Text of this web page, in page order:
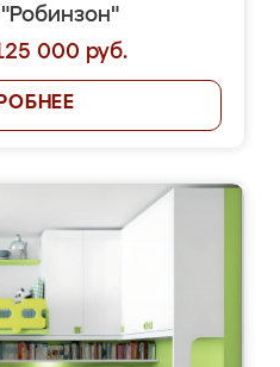
000 руб.